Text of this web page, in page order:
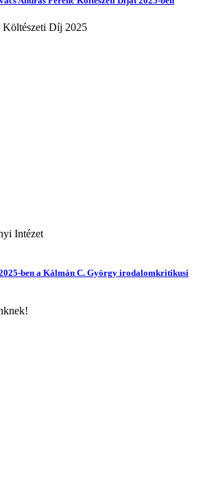
Költészeti Díj 2025
Intézet
ben a Kálmán C. György irodalomkritikusi